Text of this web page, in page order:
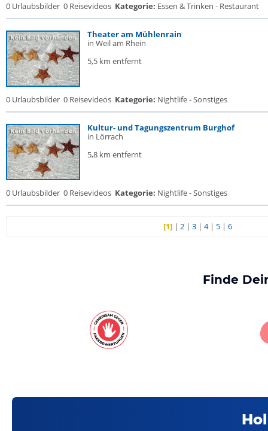
0 Urlaubsbilder 0 Reisevideos Kategorie: Essen & Trinken - Restaurant
Theater am Mühlenrain
in Weil am Rhein
5,5 km entfernt
0 Urlaubsbilder 0 Reisevideos Kategorie: Nightlife - Sonstiges
Kultur- und Tagungszentrum Burghof
in Lörrach
5,8 km entfernt
0 Urlaubsbilder 0 Reisevideos Kategorie: Nightlife - Sonstiges
[1] |2 |3 |4| 5 |6
Finde